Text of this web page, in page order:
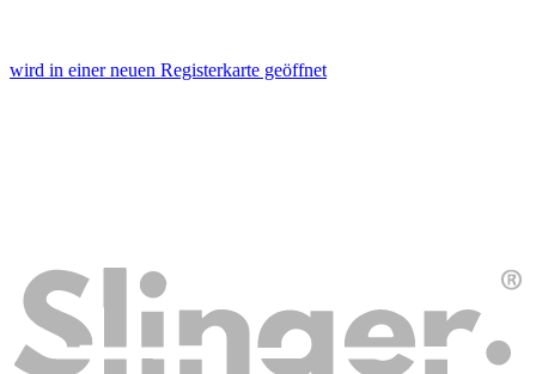
wird in einer neuen Registerkarte geöffnet